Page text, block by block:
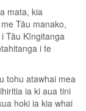
mata, kia
Tāu manako,
Tāu Kīngitanga
i te
tohu atawhai mea
ia ki aua tini
hoki ia kia whai